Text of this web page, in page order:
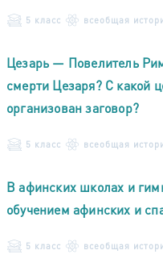
5 класс всеобщая
Цезарь — Повелитель
смерти Цезаря? С какой
организован заговор?
5 класс всеобщая
В афинских школах и
обучением афинских и
5 класс всеобщая